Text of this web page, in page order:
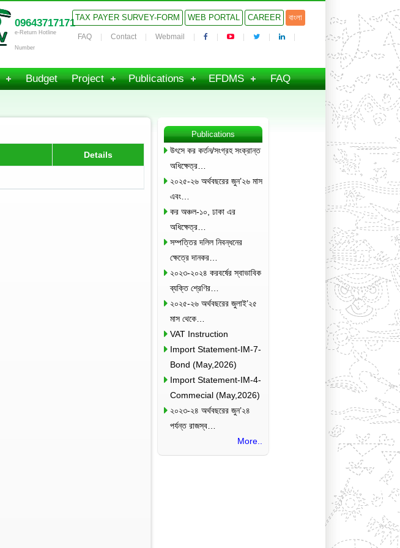
09643717171
e-Return Hotline
Number
TAX PAYER SURVEY-FORM WEB PORTAL CAREER বাংলা
FAQ Contact Webmail
Budget Project Publications EFDMS FAQ
Details
Publications
উৎসে কর কর্তন/সংগ্রহ সংক্রান্ত
অধিক্ষেত্র…
২০২৫-২৬ অর্থবছরের জুন’২৬ মাস
এবং…
কর অঞ্চল-১০, ঢাকা এর
অধিক্ষেত্র…
সম্পত্তির দলিল নিবন্ধনের
ক্ষেত্রে দানকর…
২০২৩-২০২৪ করবর্ষের স্বাভাবিক
ব্যক্তি শ্রেণির…
২০২৫-২৬ অর্থবছরের জুলাই’২৫
মাস থেকে…
VAT Instruction
Import Statement-IM-7-
Bond (May,2026)
Import Statement-IM-4-
Commecial (May,2026)
২০২৩-২৪ অর্থবছরের জুন’২৪
পর্যন্ত রাজস্ব…
More..